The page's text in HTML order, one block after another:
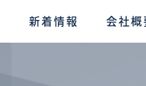
新着情報 会社概